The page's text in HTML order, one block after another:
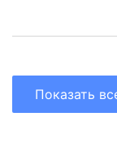
Показать